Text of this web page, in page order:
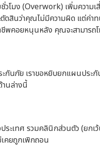
ชั่วโมง (Overwork) เพิ่มควา
ดสินว่าคุณไม่มีความผิด แต่ค่าท
คอยหนุนหลัง คุณจะสามารถโ
นภัย เราขอหยิบยกแผนประ
นล่างนี้
ะเทศ รวมคลินิกส่วนตัว (ย
คยถูกเพิกถอน